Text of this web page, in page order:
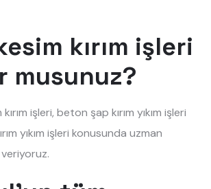
kırım işleri
musunuz?
işleri, beton şap kırım yıkım işleri
yıkım işleri konusunda uzman